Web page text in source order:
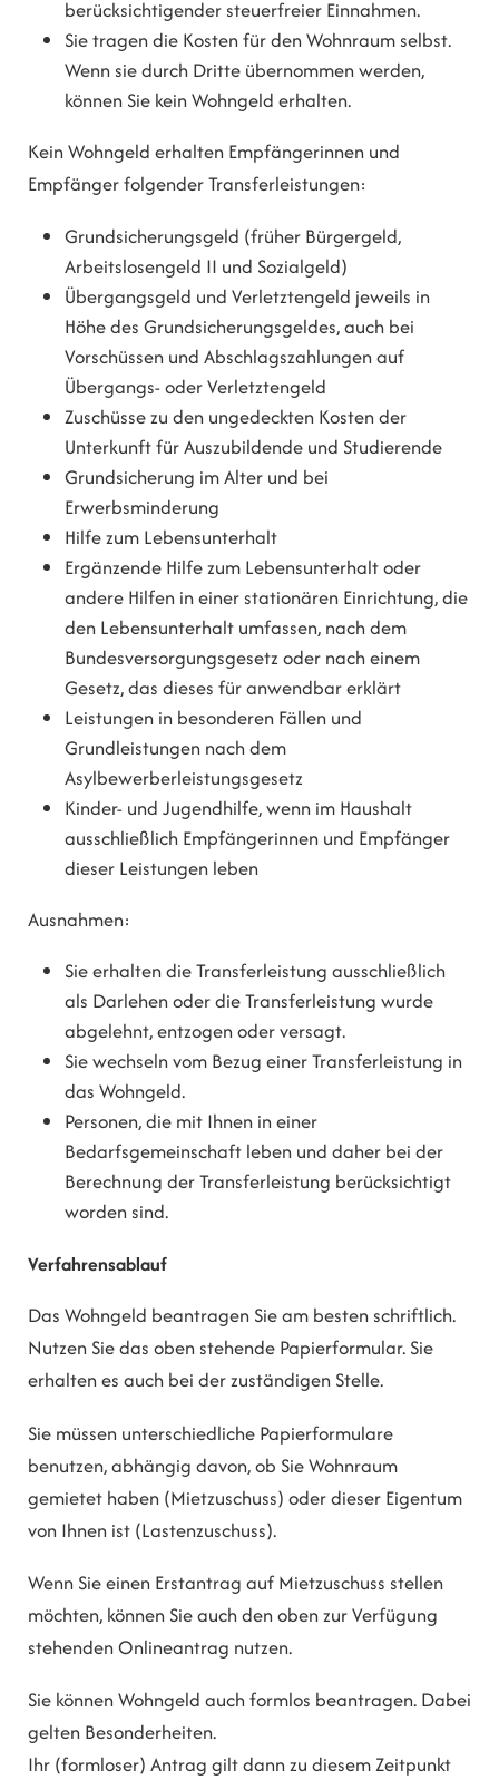
berücksichtigender steuerfreier Einnahmen.
Sie tragen die Kosten für den Wohnraum selbst.
Wenn sie durch Dritte übernommen werden,
können Sie kein Wohngeld erhalten.
Kein Wohngeld erhalten Empfängerinnen und
Empfänger folgender Transferleistungen:
Grundsicherungsgeld (früher Bürgergeld,
Arbeitslosengeld II und Sozialgeld)
Übergangsgeld und Verletztengeld jeweils in
Höhe des Grundsicherungsgeldes, auch bei
Vorschüssen und Abschlagszahlungen auf
Übergangs- oder Verletztengeld
Zuschüsse zu den ungedeckten Kosten der
Unterkunft für Auszubildende und Studierende
Grundsicherung im Alter und bei
Erwerbsminderung
Hilfe zum Lebensunterhalt
Ergänzende Hilfe zum Lebensunterhalt oder
andere Hilfen in einer stationären Einrichtung, die
den Lebensunterhalt umfassen, nach dem
Bundesversorgungsgesetz oder nach einem
Gesetz, das dieses für anwendbar erklärt
Leistungen in besonderen Fällen und
Grundleistungen nach dem
Asylbewerberleistungsgesetz
Kinder- und Jugendhilfe, wenn im Haushalt
ausschließlich Empfängerinnen und Empfänger
dieser Leistungen leben
Ausnahmen:
Sie erhalten die Transferleistung ausschließlich
als Darlehen oder die Transferleistung wurde
abgelehnt, entzogen oder versagt.
Sie wechseln vom Bezug einer Transferleistung in
das Wohngeld.
Personen, die mit Ihnen in einer
Bedarfsgemeinschaft leben und daher bei der
Berechnung der Transferleistung berücksichtigt
worden sind.
Verfahrensablauf
Das Wohngeld beantragen Sie am besten schriftlich.
Nutzen Sie das oben stehende Papierformular. Sie
erhalten es auch bei der zuständigen Stelle.
Sie müssen unterschiedliche Papierformulare
benutzen, abhängig davon, ob Sie Wohnraum
gemietet haben (Mietzuschuss) oder dieser Eigentum
von Ihnen ist (Lastenzuschuss).
Wenn Sie einen Erstantrag auf Mietzuschuss stellen
möchten, können Sie auch den oben zur Verfügung
stehenden Onlineantrag nutzen.
Sie können Wohngeld auch formlos beantragen. Dabei
gelten Besonderheiten.
Ihr (formloser) Antrag gilt dann zu diesem Zeitpunkt